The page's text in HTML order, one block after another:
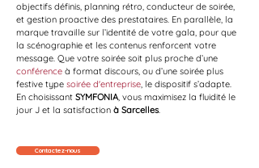
objectifs définis, planning rétro, conducteur de soirée,
et gestion proactive des prestataires. En parallèle, la
marque travaille sur l’identité de votre gala, pour que
la scénographie et les contenus renforcent votre
message. Que votre soirée soit plus proche d’une
conférence à format discours, ou d’une soirée plus
festive type soirée d'entreprise, le dispositif s’adapte.
En choisissant SYMFONIA, vous maximisez la fluidité le
jour J et la satisfaction à Sarcelles.
Contactez-nous